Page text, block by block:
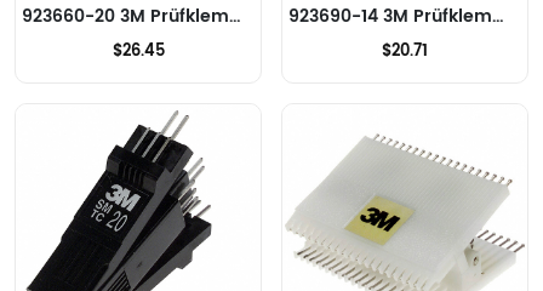
923660-20 3M Prüfklemmen - IC
$26.45
923690-14 3M Prüfklemmen - IC
$20.71